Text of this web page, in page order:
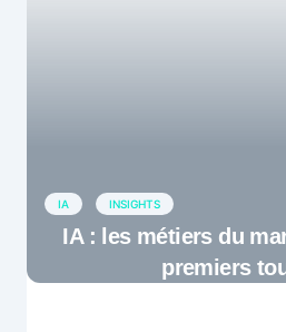
IA INSIGHTS
IA : les métiers du
premiers